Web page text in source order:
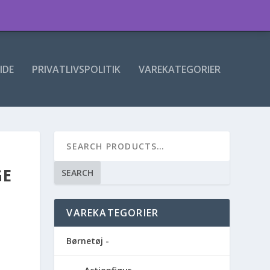
PRIVATLIVSPOLITIK VAREKATEGORIER
SEARCH
VAREKATEGORIER
Børnetøj -